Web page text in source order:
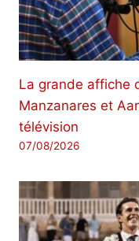
La grande affiche
Manzanares et
télévision
07/08/2026